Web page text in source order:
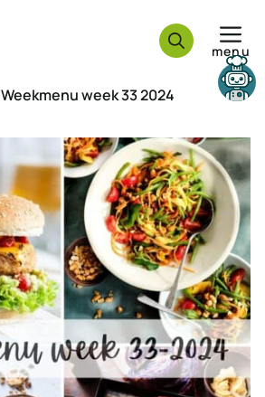
menu
Weekmenu week 33 2024
Need help?